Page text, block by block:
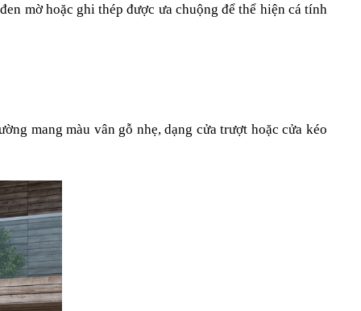
mờ hoặc ghi thép được ưa chuộng để thể hiện cá tính
mang màu vân gỗ nhẹ, dạng cửa trượt hoặc cửa kéo